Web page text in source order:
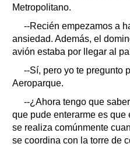
Metropolitano.
--Recién empezamos a
ansiedad. Además, el
avión estaba por llegar al
--Sí, pero yo te pregunto
Aeroparque.
--¿Ahora tengo que
que pude enterarme es
se realiza comúnmente
se coordina con la torre de